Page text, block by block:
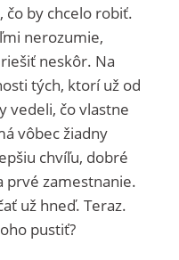
by chcelo robiť.
nerozumie,
neskôr. Na
tých, ktorí už od
vedeli, čo vlastne
vôbec žiadny
chvíľu, dobré
prvé zamestnanie.
už hneď. Teraz.
pustiť?